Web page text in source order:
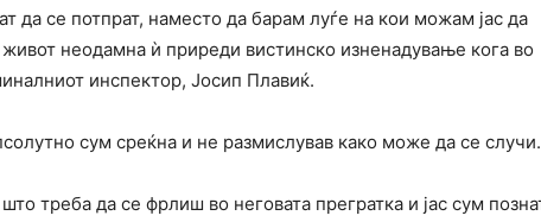
да се потпрат, наместо да барам луѓе на кои можам јас да
неодамна ѝ приреди вистинско изненадување кога во
инспектор, Јосип Плавиќ.
сум среќна и не размислував како може да се случи.
треба да се фрлиш во неговата прегратка и јас сум